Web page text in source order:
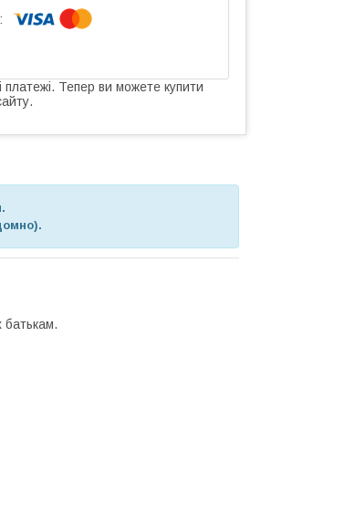
платежі. Тепер ви можете купити
батькам.